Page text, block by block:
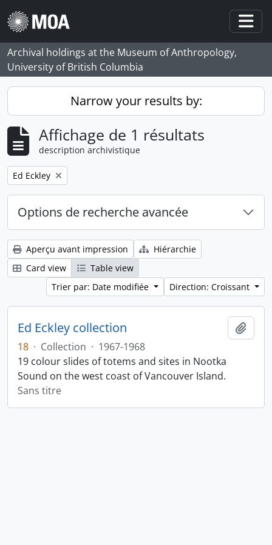
Skip to main content
Archival holdings at the Museum of Anthropology,
University of British Columbia
Narrow your results by:
Affichage de 1 résultats
description archivistique
Remove filter:
Ed Eckley
Options de recherche avancée
Aperçu avant impression
Hiérarchie
Card view
Table view
Trier par: Date modifiée
Direction: Croissant
Ed Eckley collection
18 · Collection · 1967-1968
19 colour slides of totems and sites in Nootka
Sound on the west coast of Vancouver Island.
Sans titre